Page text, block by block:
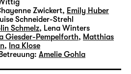
Zwickert, Emily Huber
Schneider-Strehl
Schmelz, Lena Winters
Giesder-Pempelforth, Matthias
, Ina Klose
Amelie Gohla